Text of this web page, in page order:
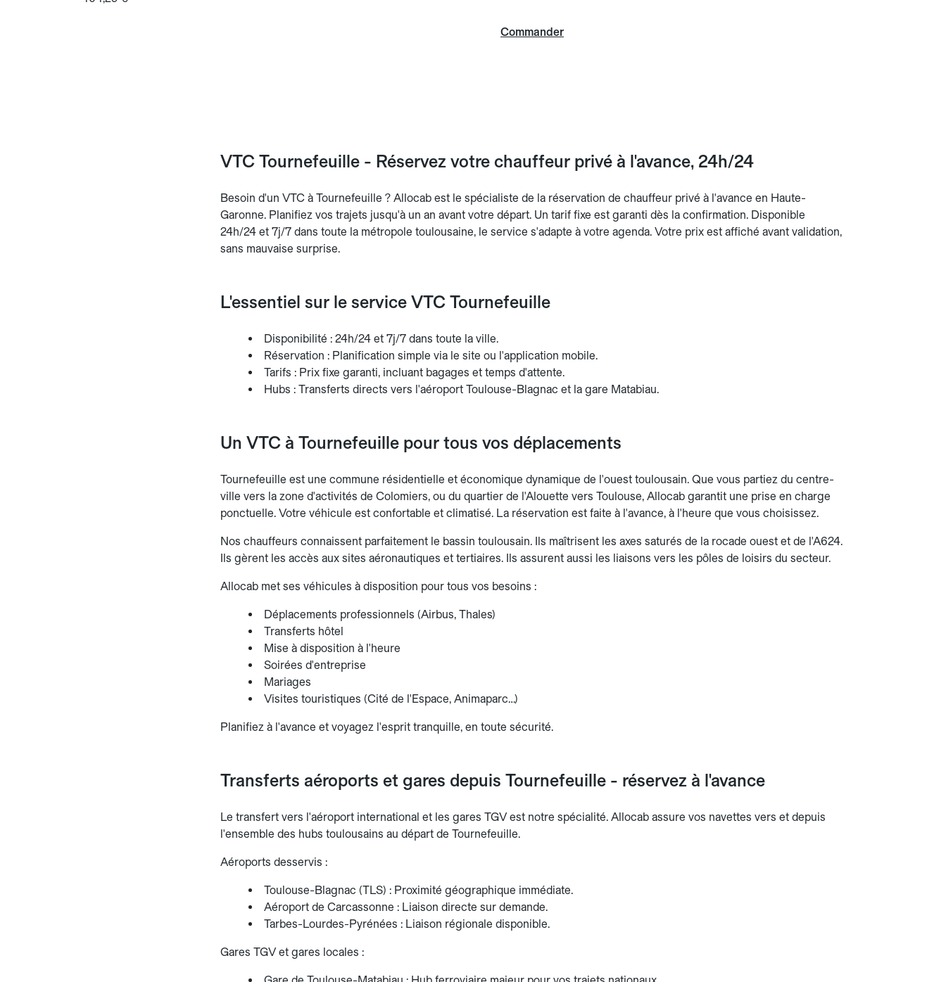
Commander
VTC Tournefeuille - Réservez votre chauffeur privé à l'avance, 24h/24
Besoin d'un VTC à Tournefeuille ? Allocab est le spécialiste de la réservation de chauffeur privé à l'avance en Haute-
Garonne. Planifiez vos trajets jusqu'à un an avant votre départ. Un tarif fixe est garanti dès la confirmation. Disponible
24h/24 et 7j/7 dans toute la métropole toulousaine, le service s'adapte à votre agenda. Votre prix est affiché avant validation,
sans mauvaise surprise.
L'essentiel sur le service VTC Tournefeuille
Disponibilité : 24h/24 et 7j/7 dans toute la ville.
Réservation : Planification simple via le site ou l'application mobile.
Tarifs : Prix fixe garanti, incluant bagages et temps d'attente.
Hubs : Transferts directs vers l'aéroport Toulouse-Blagnac et la gare Matabiau.
Un VTC à Tournefeuille pour tous vos déplacements
Tournefeuille est une commune résidentielle et économique dynamique de l'ouest toulousain. Que vous partiez du centre-
ville vers la zone d'activités de Colomiers, ou du quartier de l'Alouette vers Toulouse, Allocab garantit une prise en charge
ponctuelle. Votre véhicule est confortable et climatisé. La réservation est faite à l'avance, à l'heure que vous choisissez.
Nos chauffeurs connaissent parfaitement le bassin toulousain. Ils maîtrisent les axes saturés de la rocade ouest et de l'A624.
Ils gèrent les accès aux sites aéronautiques et tertiaires. Ils assurent aussi les liaisons vers les pôles de loisirs du secteur.
Allocab met ses véhicules à disposition pour tous vos besoins :
Déplacements professionnels (Airbus, Thales)
Transferts hôtel
Mise à disposition à l'heure
Soirées d'entreprise
Mariages
Visites touristiques (Cité de l'Espace, Animaparc…)
Planifiez à l'avance et voyagez l'esprit tranquille, en toute sécurité.
Transferts aéroports et gares depuis Tournefeuille - réservez à l'avance
Le transfert vers l'aéroport international et les gares TGV est notre spécialité. Allocab assure vos navettes vers et depuis
l'ensemble des hubs toulousains au départ de Tournefeuille.
Aéroports desservis :
Toulouse-Blagnac (TLS) : Proximité géographique immédiate.
Aéroport de Carcassonne : Liaison directe sur demande.
Tarbes-Lourdes-Pyrénées : Liaison régionale disponible.
Gares TGV et gares locales :